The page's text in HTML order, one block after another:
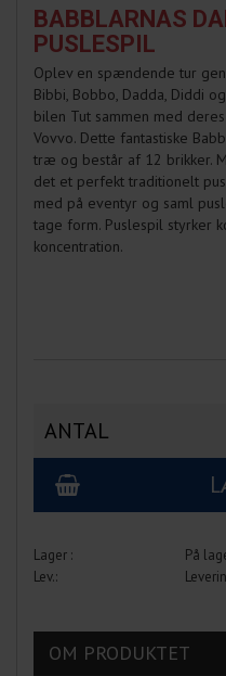
BABBLARNAS
PUSLESPIL
Oplev en spændende tur
Bibbi, Bobbo, Dadda, Diddi
bilen Tut sammen med
Vovvo. Dette fantastiske
træ og består af 12 brikker.
det et perfekt traditionelt
med på eventyr og saml
tage form. Puslespil styrker
koncentration.
ANTAL
På
OM PRODUKTET